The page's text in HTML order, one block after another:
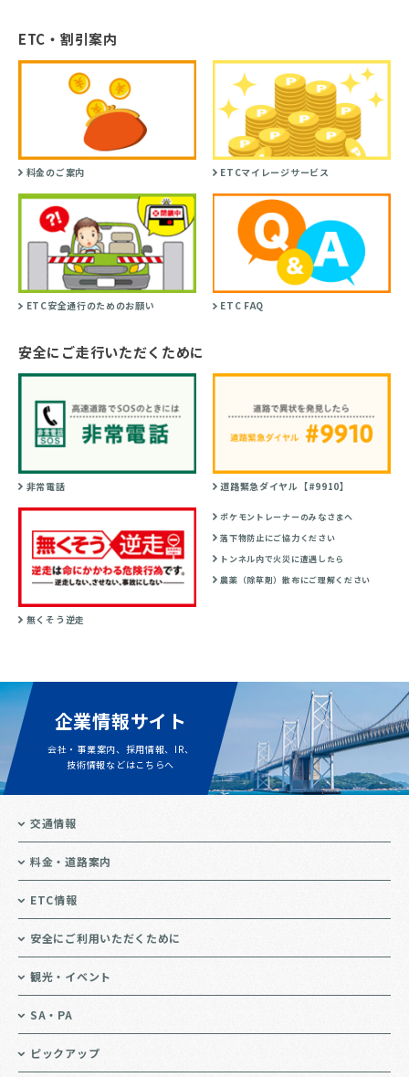
ETC・割引案内
料金のご案内 ETCマイレージサービス
ETC安全通行のためのお願い ETC FAQ
安全にご走行いただくために
非常電話 道路緊急ダイヤル【#9910】
無くそう逆走
ポケモントレーナーのみなさまへ
落下物防止にご協力ください
トンネル内で火災に遭遇したら
農薬（除草剤）散布にご理解ください
企業情報サイト
会社・事業案内、採用情報、IR、
技術情報などはこちらへ
交通情報
料金・道路案内
ETC情報
安全にご利用いただくために
観光・イベント
SA・PA
ピックアップ